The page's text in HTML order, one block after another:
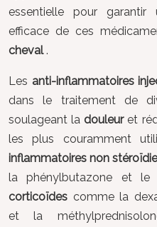
essentielle pour garantir
efficace de ces
cheval.
Les anti-inflammatoires
dans le traitement de
soulageant la douleuret
les plus couramment
inflammatoires non
la phénylbutazone et le
corticoïdes comme la
et la